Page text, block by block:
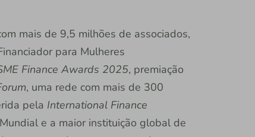
mais de 9,5 milhões de associados,
para Mulheres
Finance Awards 2025, premiação
, uma rede com mais de 300
pela International Finance
e a maior instituição global de